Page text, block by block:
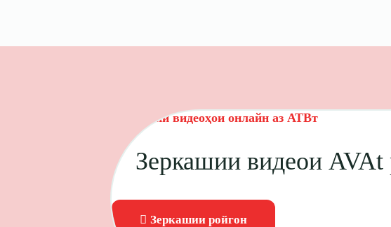
Зеркашии видеоҳои онлайн аз АТВт
Зеркашии видеои AVAt
Зеркашии ройгон